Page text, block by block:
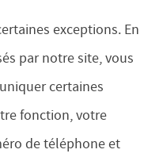
exceptions. En
par notre site, vous
certaines
fonction, votre
de téléphone et